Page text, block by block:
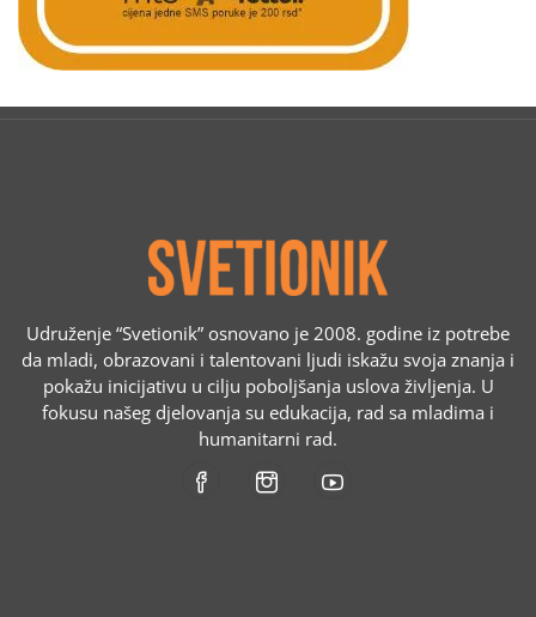
Udruženje “Svetionik” osnovano je 2008. godine iz potrebe
da mladi, obrazovani i talentovani ljudi iskažu svoja znanja i
pokažu inicijativu u cilju poboljšanja uslova življenja. U
fokusu našeg djelovanja su edukacija, rad sa mladima i
humanitarni rad.